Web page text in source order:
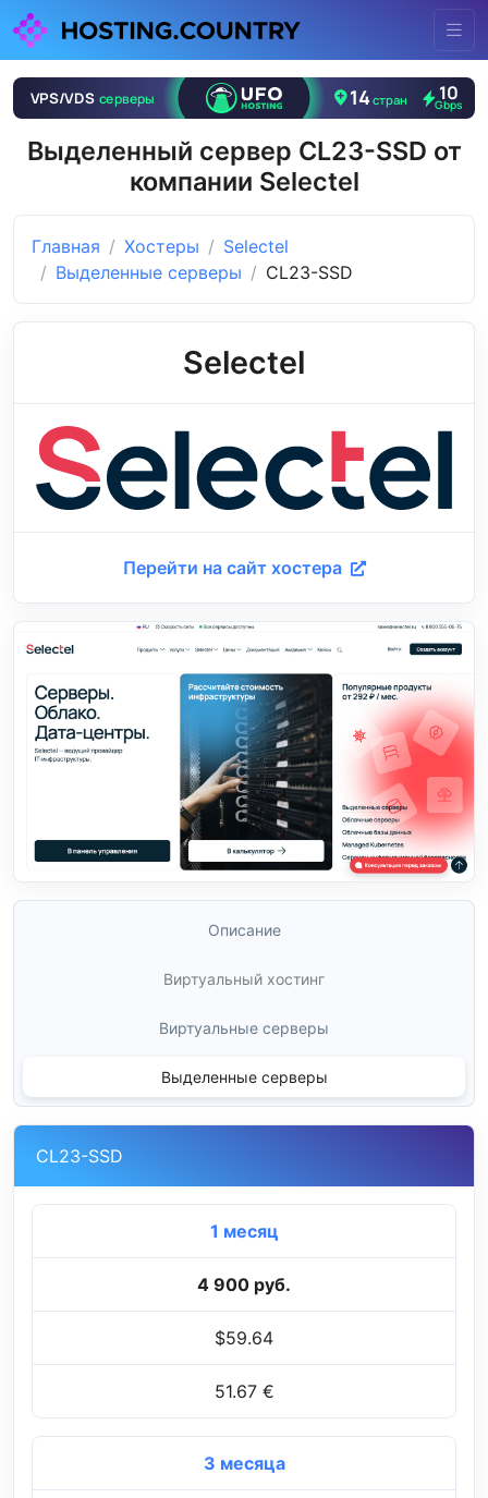
Выделенный сервер CL23-SSD от
компании Selectel
Главная Хостеры
Selectel
Выделенные серверы
CL23-SSD
Selectel
Перейти на сайт хостера
Описание
Виртуальный хостинг
Виртуальные серверы
Выделенные серверы
CL23-SSD
1 месяц
4 900 руб.
$59.64
51.67 €
3 месяца